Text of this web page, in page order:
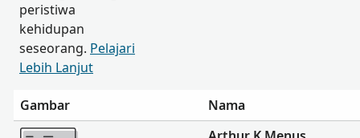
peristiwa
kehidupan
seseorang. Pelajari
Lebih Lanjut
Gambar
Nama
Lebih banyak